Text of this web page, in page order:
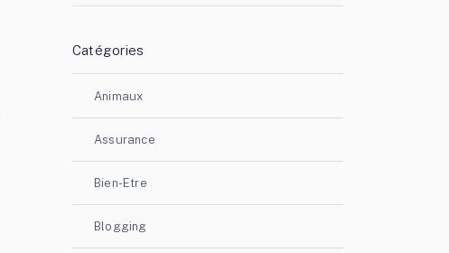
Catégories
Animaux
Assurance
Bien-Etre
Blogging